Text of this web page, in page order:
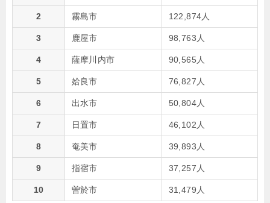
2 霧島市 122,874人
3 鹿屋市 98,763人
4 薩摩川内市 90,565人
5 姶良市 76,827人
6 出水市 50,804人
7 日置市 46,102人
8 奄美市 39,893人
9 指宿市 37,257人
10 曽於市 31,479人